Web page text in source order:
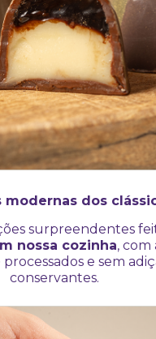
modernas dos
surpreendentes
nossa cozinha, com
e sem
conservantes.